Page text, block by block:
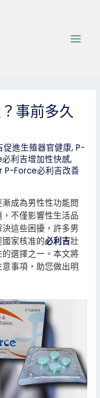
事前多久
進生殖器官健康,P-
利吉增加性快感,
P-Force必利吉改善
成為男性性功能問
不僅影響性生活品
這些困擾，許多男
家核准的必利吉壯
選擇之一。本文將
事項，助您做出明